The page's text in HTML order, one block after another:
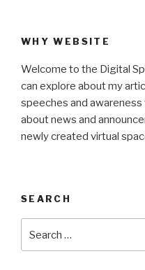
WHY WEBSITE
Welcome to the Digital
can explore about my
speeches and
about news and
newly created virtual
SEARCH
for: